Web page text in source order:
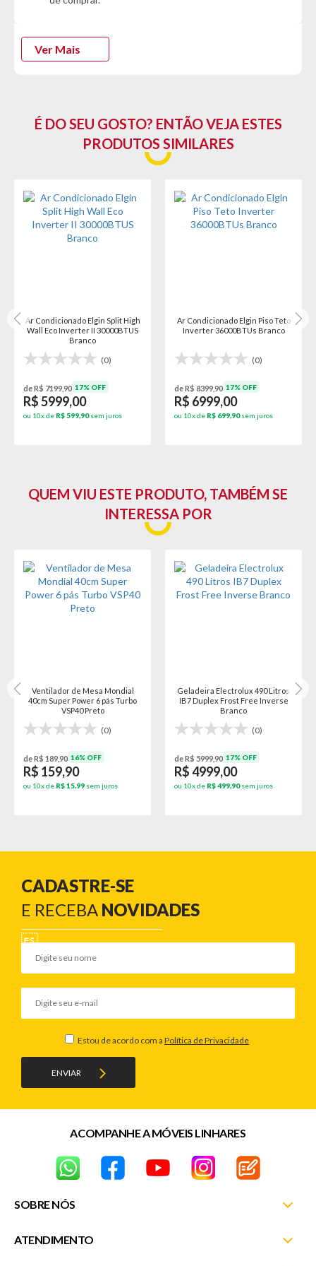
- Peso: 1,5KG
Garantia do fornecedor: 12 meses (Se conter vidro ou espelho
danificado/quebrado, o prazo para solicitar a troca é de até 7
dias corridos após a data da entrega)
Ver Mais
É DO SEU GOSTO? ENTÃO VEJA ESTES
PRODUTOS SIMILARES
Ar Condicionado Elgin Split High
Wall Eco Inverter II 30000BTUS
Branco
(0)
de R$ 7199,90 17% OFF
R$ 5999,00
ou 10x de R$ 599,90sem juros
Ar Condicionado Elgin Piso Teto
Inverter 36000BTUs Branco
(0)
de R$ 8399,90 17% OFF
R$ 6999,00
ou 10x de R$ 699,90sem juros
QUEM VIU ESTE PRODUTO, TAMBÉM SE
INTERESSA POR
Ventilador de Mesa Mondial
40cm Super Power 6 pás Turbo
VSP40 Preto
(0)
de R$ 189,90 16% OFF
R$ 159,90
ou 10x de R$ 15,99 sem juros
Geladeira Electrolux 490 Litros
IB7 Duplex Frost Free Inverse
Branco
(0)
de R$ 5999,90 17% OFF
R$ 4999,00
ou 10x de R$ 499,90sem juros
CADASTRE-SE
E RECEBA NOVIDADES
ENVIAR
Estou de acordo com a Política de Privacidade
SOBRE NÓS
Nossas Lojas
ATENDIMENTO
ACOMPANHE A MÓVEIS LINHARES